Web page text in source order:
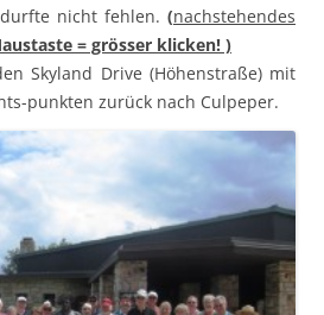
nicht fehlen. (nachstehendes
= grösser klicken! )
Skyland Drive (Höhenstraße) mit
punkten zurück nach Culpeper.